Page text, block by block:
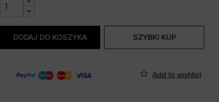
DODAJ DO KOSZYKA SZYBKI KUP